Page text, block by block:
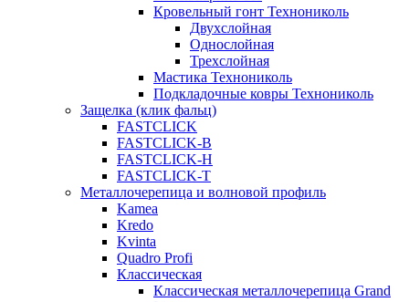
Кровельный гонт Технониколь
Двухслойная
Однослойная
Трехслойная
Мастика Технониколь
Подкладочные ковры Технониколь
Защелка (клик фальц)
FASTCLICK
FASTCLICK-B
FASTCLICK-H
FASTCLICK-T
Металлочерепица и волновой профиль
Kamea
Kredo
Kvinta
Quadro Profi
Классическая
Классическая металлочерепица Grand